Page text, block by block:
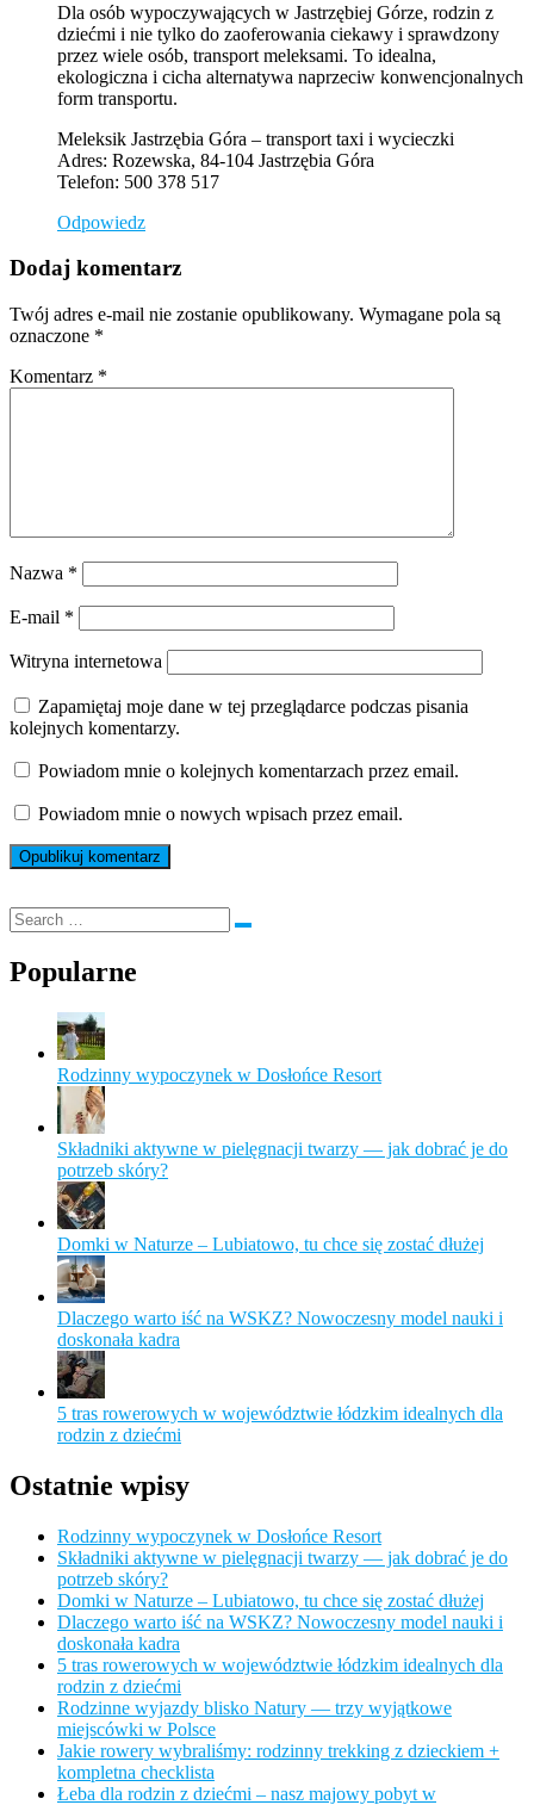
Dla osób wypoczywających w Jastrzębiej Górze, rodzin z
dziećmi i nie tylko do zaoferowania ciekawy i sprawdzony
przez wiele osób, transport meleksami. To idealna,
ekologiczna i cicha alternatywa naprzeciw konwencjonalnych
form transportu.
Meleksik Jastrzębia Góra – transport taxi i wycieczki
Adres: Rozewska, 84-104 Jastrzębia Góra
Telefon: 500 378 517
Odpowiedz
Dodaj komentarz
Twój adres e-mail nie zostanie opublikowany. Wymagane pola są
oznaczone *
Komentarz *
Nazwa *
E-mail *
Witryna internetowa
Zapamiętaj moje dane w tej przeglądarce podczas pisania
kolejnych komentarzy.
Powiadom mnie o kolejnych komentarzach przez email.
Powiadom mnie o nowych wpisach przez email.
Popularne
Rodzinny wypoczynek w Dosłońce Resort
Składniki aktywne w pielęgnacji twarzy — jak dobrać je do
potrzeb skóry?
Domki w Naturze – Lubiatowo, tu chce się zostać dłużej
Dlaczego warto iść na WSKZ? Nowoczesny model nauki i
doskonała kadra
5 tras rowerowych w województwie łódzkim idealnych dla
rodzin z dziećmi
Ostatnie wpisy
Rodzinny wypoczynek w Dosłońce Resort
Składniki aktywne w pielęgnacji twarzy — jak dobrać je do
potrzeb skóry?
Domki w Naturze – Lubiatowo, tu chce się zostać dłużej
Dlaczego warto iść na WSKZ? Nowoczesny model nauki i
doskonała kadra
5 tras rowerowych w województwie łódzkim idealnych dla
rodzin z dziećmi
Rodzinne wyjazdy blisko Natury — trzy wyjątkowe
miejscówki w Polsce
Jakie rowery wybraliśmy: rodzinny trekking z dzieckiem +
kompletna checklista
Łeba dla rodzin z dziećmi – nasz majowy pobyt w